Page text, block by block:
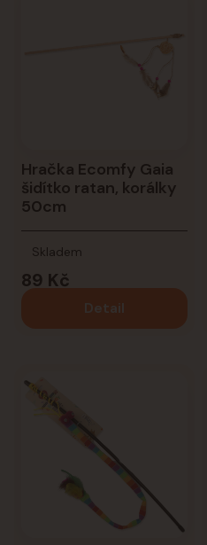
Hračka Ecomfy Gaia
šidítko ratan, korálky
50cm
89 Kč
Skladem
Detail